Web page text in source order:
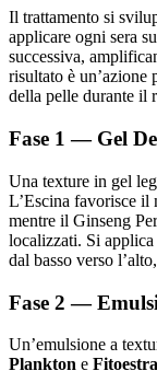
Il trattamento si
applicare ogni sera
successiva,
risultato è un’azione
della pelle durante il
Fase 1 — Gel
Una texture in gel
L’Escina favorisce
mentre il Ginseng
localizzati. Si applica
dal basso verso
Fase 2 —
Un’emulsione a
Plankton e